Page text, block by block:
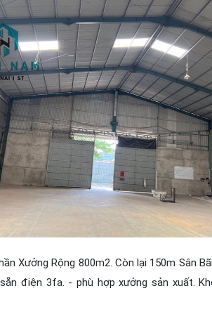
Xưởng Rộng 800m2. Còn lại 150m Sân
điện 3fa. - phù hợp xưởng sản xuất.